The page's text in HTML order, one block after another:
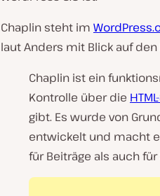
Chaplin steht im
laut Anders mit Blick auf
Chaplin ist ein
Kontrolle über die
gibt. Es wurde von
entwickelt und macht
für Beiträge als auch